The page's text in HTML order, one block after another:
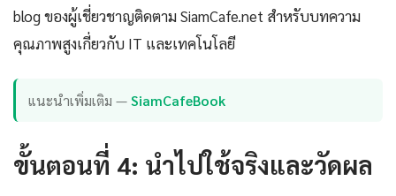
blog ของผู้เชี่ยวชาญติดตาม SiamCafe.net สำหรับบทความ
คุณภาพสูงเกี่ยวกับ IT และเทคโนโลยี
แนะนำเพิ่มเติม —SiamCafeBook
ขั้นตอนที่ 4: นำไปใช้จริงและวัดผล